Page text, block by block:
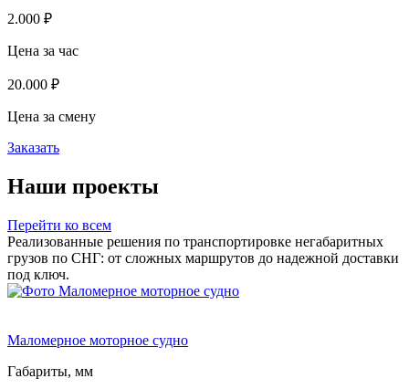
2.000 ₽
Цена за час
20.000 ₽
Цена за смену
Заказать
Наши проекты
Перейти ко всем
Реализованные решения по транспортировке негабаритных
грузов по СНГ: от сложных маршрутов до надежной доставки
под ключ.
Маломерное моторное судно
Габариты, мм